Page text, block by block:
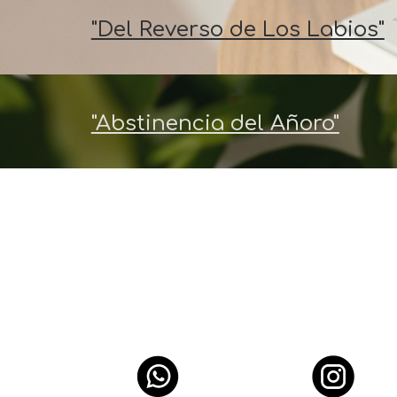
"Del Reverso de Los Labios"
"Abstinencia del Añoro"